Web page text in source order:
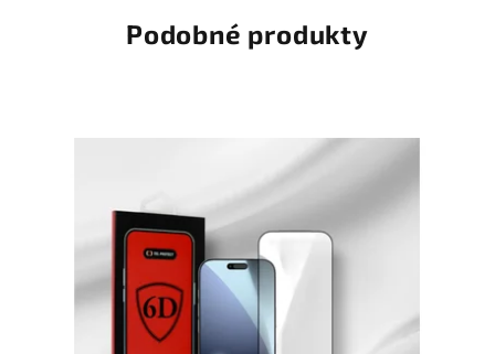
Podobné produkty